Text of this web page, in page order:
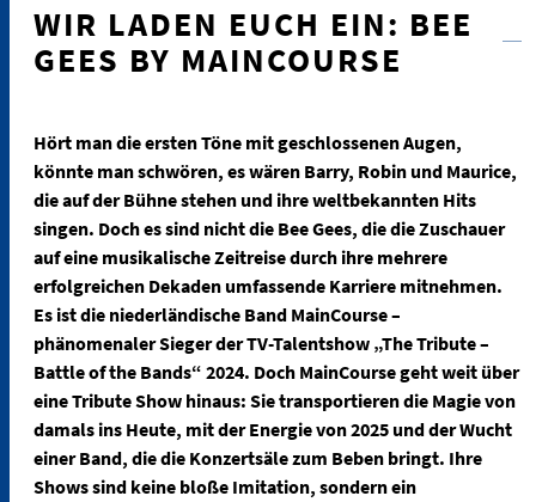
WIR LADEN EUCH EIN: BEE
GEES BY MAINCOURSE
Hört man die ersten Töne mit geschlossenen Augen,
könnte man schwören, es wären Barry, Robin und Maurice,
die auf der Bühne stehen und ihre weltbekannten Hits
singen. Doch es sind nicht die Bee Gees, die die Zuschauer
auf eine musikalische Zeitreise durch ihre mehrere
erfolgreichen Dekaden umfassende Karriere mitnehmen.
Es ist die niederländische Band MainCourse –
phänomenaler Sieger der TV-Talentshow „The Tribute –
Battle of the Bands“ 2024. Doch MainCourse geht weit über
eine Tribute Show hinaus: Sie transportieren die Magie von
damals ins Heute, mit der Energie von 2025 und der Wucht
einer Band, die die Konzertsäle zum Beben bringt. Ihre
Shows sind keine bloße Imitation, sondern ein